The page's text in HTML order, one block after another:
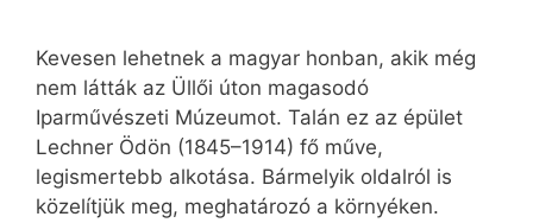
Kevesen lehetnek a magyar honban, akik még
nem látták az Üllői úton magasodó
Iparművészeti Múzeumot. Talán ez az épület
Lechner Ödön (1845–1914) fő műve,
legismertebb alkotása. Bármelyik oldalról is
közelítjük meg, meghatározó a környéken.